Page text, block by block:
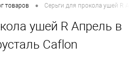
товаров • Серьги для прокола ушей R
ушей R Апрель в
Caflon